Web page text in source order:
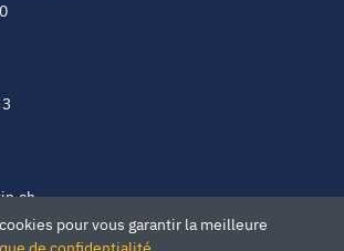
- 12h00 | 13h30 - 18h30
pour vous garantir la meilleure